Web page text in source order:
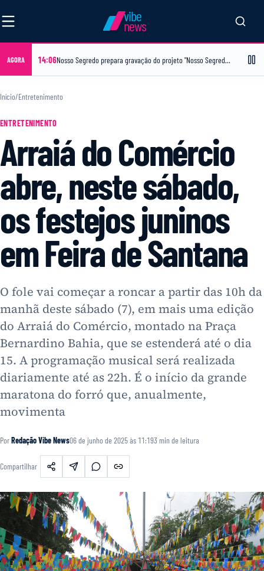
vibe
news
AGORA 14:06 Nosso Segredo prepara gravação do projeto "Nosso Segredo em Casa" no bairro Papagaio, no dia 16 de agosto
Início/Entretenimento
ENTRETENIMENTO
Arraiá do Comércio
abre, neste sábado,
os festejos juninos
em Feira de Santana
O fole vai começar a roncar a partir das 10h da
manhã deste sábado (7), em mais uma edição
do Arraiá do Comércio, montado na Praça
Bernardino Bahia, que se estenderá até o dia
15. A programação musical será realizada
diariamente até as 22h. É o início da grande
maratona do forró que, anualmente,
movimenta
PorRedação Vibe News06 de junho de 2025 às 11:193 min de leitura
Compartilhar